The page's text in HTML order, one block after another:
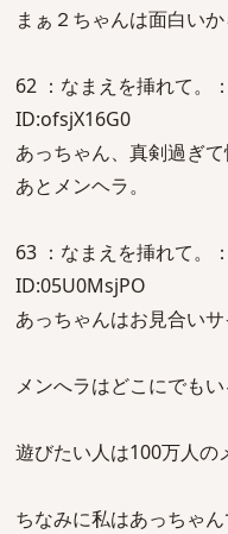
まぁ２ちゃんは面白い
62 ：なまえを挿れて。
ID:ofsjX16G0
あっちゃん、真剣過ぎて
あとメンヘラ。
63 ：なまえを挿れて。
ID:05U0MsjPO
あっちゃんはお見合い
メンへラはどこにでもい
遊びたい人は100万人の
ちなみに私はあっちゃ